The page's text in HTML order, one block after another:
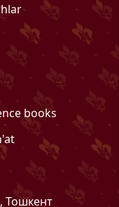
books
Тошкент